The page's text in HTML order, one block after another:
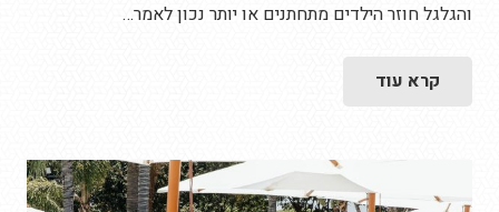
והגלגל חוזר הילדים מתחתנים או יותר נכון לאמר…
קרא עוד